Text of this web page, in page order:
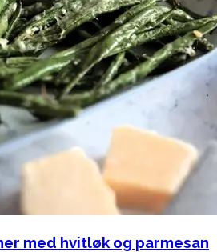
med hvitløk og parmesan